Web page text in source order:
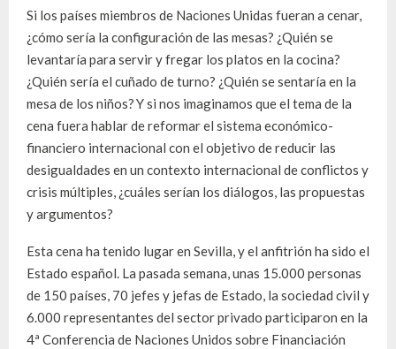
Si los países miembros de Naciones Unidas fueran a cenar,
¿cómo sería la configuración de las mesas? ¿Quién se
levantaría para servir y fregar los platos en la cocina?
¿Quién sería el cuñado de turno? ¿Quién se sentaría en la
mesa de los niños? Y si nos imaginamos que el tema de la
cena fuera hablar de reformar el sistema económico-
financiero internacional con el objetivo de reducir las
desigualdades en un contexto internacional de conflictos y
crisis múltiples, ¿cuáles serían los diálogos, las propuestas
y argumentos?
Esta cena ha tenido lugar en Sevilla, y el anfitrión ha sido el
Estado español. La pasada semana, unas 15.000 personas
de 150 países, 70 jefes y jefas de Estado, la sociedad civil y
6.000 representantes del sector privado participaron en la
4ª Conferencia de Naciones Unidos sobre Financiación